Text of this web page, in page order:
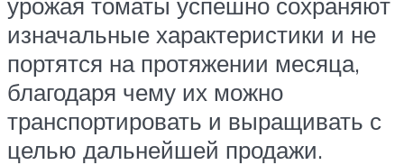
изначальные характеристики и не
портятся на протяжении месяца,
благодаря чему их можно
транспортировать и выращивать с
целью дальнейшей продажи.